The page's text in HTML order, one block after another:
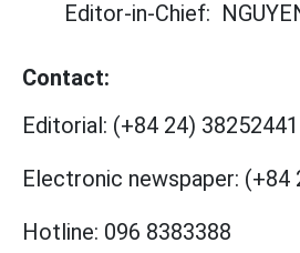
Editor-in-Chief:
Contact:
Editorial: (+84 24) 38252441
Electronic newspaper: (+84
Hotline: 096 8383388